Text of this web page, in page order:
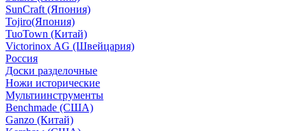
SunCraft (Япония)
Tojiro(Япония)
TuoTown (Китай)
Victorinox AG (Швейцария)
Россия
Доски разделочные
Ножи исторические
Мультиинструменты
Benchmade (США)
Ganzo (Китай)